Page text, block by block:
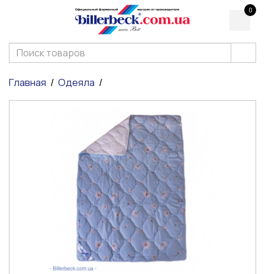
0
Главная Одеяла